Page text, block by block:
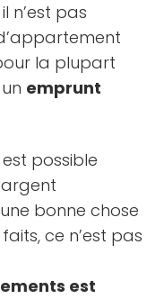
il n’est pas
la plupart
emprunt
possible
bonne chose
ce n’est pas
est